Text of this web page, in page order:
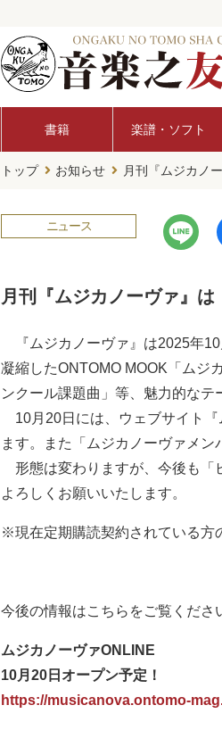
書籍 楽譜・ソフト
トップ お知らせ 月刊『ムジカノ
ニュース
月刊『ムジカノーヴァ』
『ムジカノーヴァ』は2025年10
凝縮したONTOMO MOOK「ムジ
ンクール課題曲」等、魅力的なテ
10月20日には、ウェブサイト『
ます。また「ムジカノーヴァメン
形態は変わりますが、今後も「
よろしくお願いいたします。
※現在定期購読契約されている方
今後の情報はこちらをご覧くださ
ムジカノーヴァONLINE
10月20日オープン予定！
https://musicanova.ontomo-